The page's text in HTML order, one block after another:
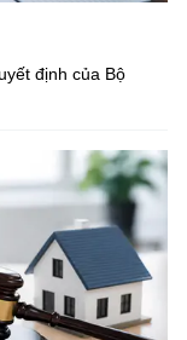
định của Bộ